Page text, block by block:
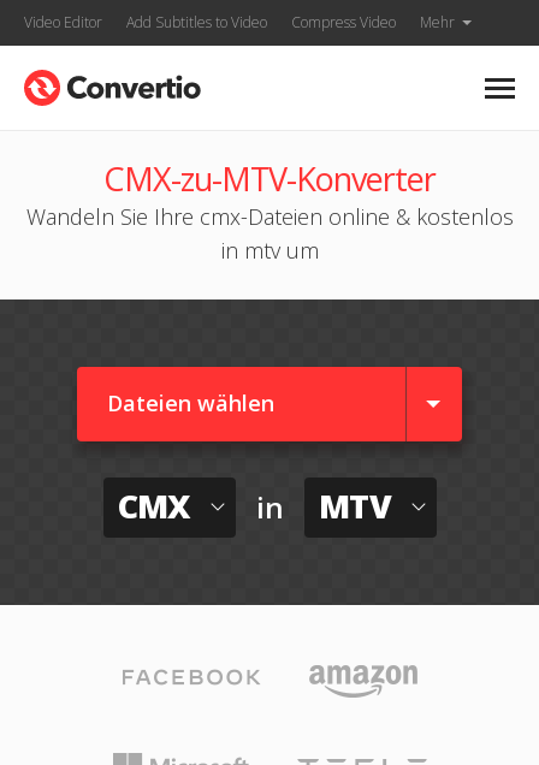
Video Editor Add Subtitles to Video Compress Video Mehr
CMX-zu-MTV-Konverter
Wandeln Sie Ihre cmx-Dateien online & kostenlos
in mtv um
Dateien wählen
CMX in MTV